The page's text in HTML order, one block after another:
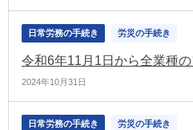
日常労務の手続き 労災の手続き
2024年10月31日
日常労務の手続き 労災の手続き